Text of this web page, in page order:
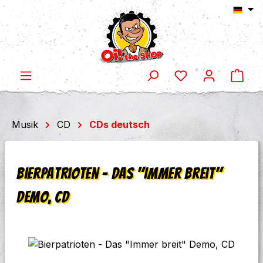
Zum Hauptinhalt springen
Musik CD CDs deutsch
Bierpatrioten - Das "Immer breit"
Demo, CD
Bildergalerie überspringen